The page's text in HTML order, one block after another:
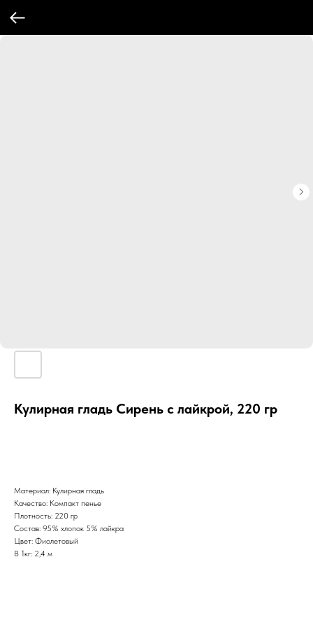
Кулирная гладь Сирень с лайкрой, 220 гр
Материал: Кулирная гладь
Качество: Компакт пенье
Плотность: 220 гр
Состав: 95% хлопок 5% лайкра
Цвет: Фиолетовый
В 1кг: 2,4 м